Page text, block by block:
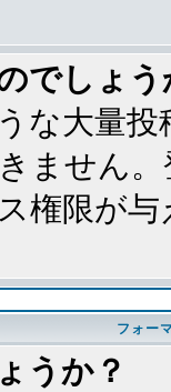
でしょう
な大量
ません
権限が
フォー
うか？